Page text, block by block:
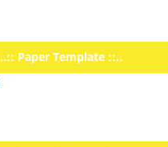
..:: Paper Template ::..